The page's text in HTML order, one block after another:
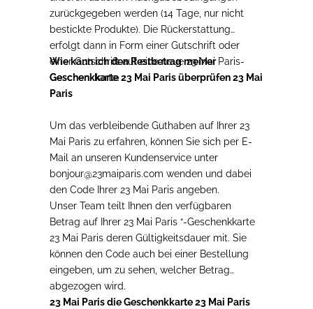
zurückgegeben werden (14 Tage, nur nicht
bestickte Produkte). Die Rückerstattung
erfolgt dann in Form einer Gutschrift oder
einer Gutschrift auf eine neue 23 Mai Paris-
Geschenkkarte.
Wie kann ich den Restbetrag meiner
Geschenkkarte 23 Mai Paris überprüfen 23 Mai
Paris
Um das verbleibende Guthaben auf Ihrer 23
Mai Paris zu erfahren, können Sie sich per E-
Mail an unseren Kundenservice unter
bonjour@23maiparis.com wenden und dabei
den Code Ihrer 23 Mai Paris angeben.
Unser Team teilt Ihnen den verfügbaren
Betrag auf Ihrer 23 Mai Paris “-Geschenkkarte
23 Mai Paris deren Gültigkeitsdauer mit. Sie
können den Code auch bei einer Bestellung
eingeben, um zu sehen, welcher Betrag
abgezogen wird.
23 Mai Paris die Geschenkkarte 23 Mai Paris